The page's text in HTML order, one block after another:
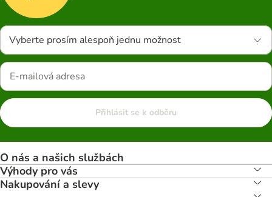
Vyberte prosím alespoň jednu možnost
Přihlásit se k odběru
O nás a našich službách
Výhody pro vás
Nakupování a slevy